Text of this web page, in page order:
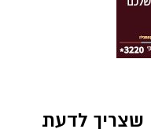
שצריך לדעת